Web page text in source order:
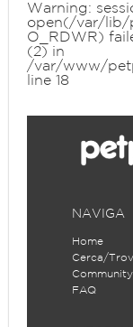
Warning :
open(/var/lib/
O_RDWR)
(2) in
/var/www/
line 18
NAVIGA
Home
Cerca/
Community
FAQ